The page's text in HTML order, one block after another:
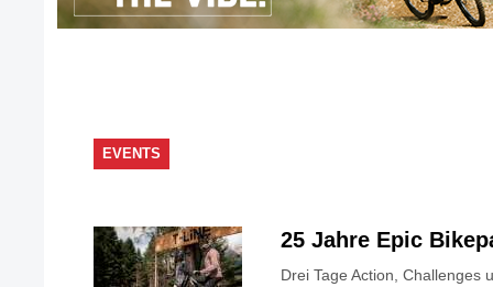
EVENTS
25 Jahre Epic
Drei Tage Action, Challenges